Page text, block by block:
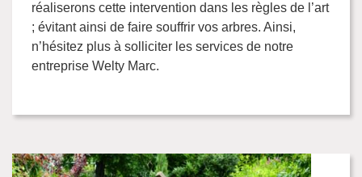
réaliserons cette intervention dans les règles de l’art
; évitant ainsi de faire souffrir vos arbres. Ainsi,
n’hésitez plus à solliciter les services de notre
entreprise Welty Marc.